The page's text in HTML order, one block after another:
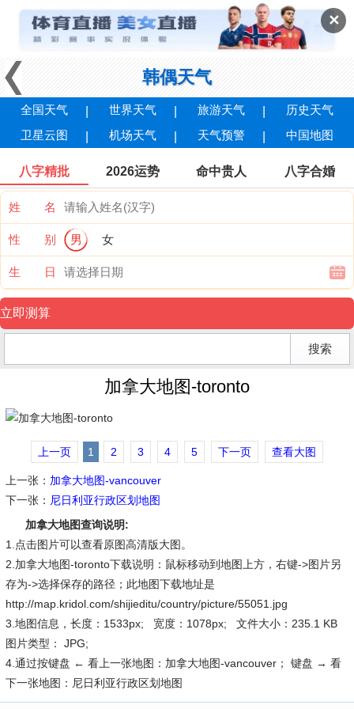
✕
韩偶天气
全国天气 世界天气 旅游天气
历史天气
卫星云图
机场天气 天气预警 中国地图
八字精批 2026运势 命中贵人 八字合婚
姓 名
性 别 男 女
生 日
加拿大地图-toronto
上一页 1 2 3 4 5 下一页 查看大图
上一张： 加拿大地图-vancouver
下一张： 尼日利亚行政区划地图
加拿大地图查询说明:
1.点击图片可以查看原图高清版大图。
2.加拿大地图-toronto下载说明：鼠标移动到地图上方，右键->图片另
存为->选择保存的路径；此地图下载地址是
http://map.kridol.com/shijieditu/country/picture/55051.jpg
3.地图信息，长度：1533px; 宽度：1078px; 文件大小：235.1 KB
图片类型： JPG;
4.通过按键盘 ← 看上一张地图：加拿大地图-vancouver； 键盘 → 看
下一张地图：尼日利亚行政区划地图